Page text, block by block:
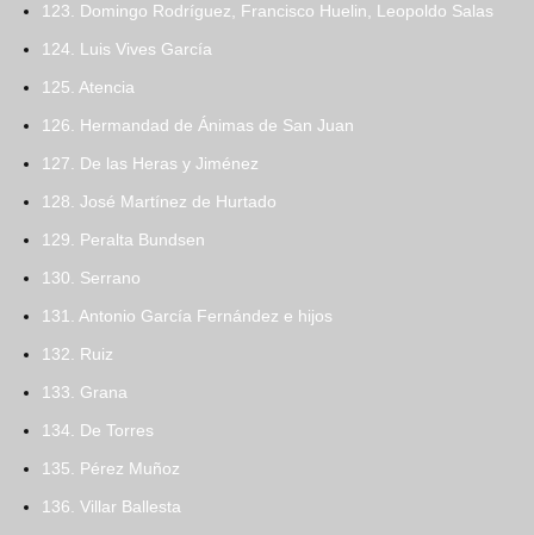
123. Domingo Rodríguez, Francisco Huelin, Leopoldo Salas
124. Luis Vives García
125. Atencia
126. Hermandad de Ánimas de San Juan
127. De las Heras y Jiménez
128. José Martínez de Hurtado
129. Peralta Bundsen
130. Serrano
131. Antonio García Fernández e hijos
132. Ruiz
133. Grana
134. De Torres
135. Pérez Muñoz
136. Villar Ballesta